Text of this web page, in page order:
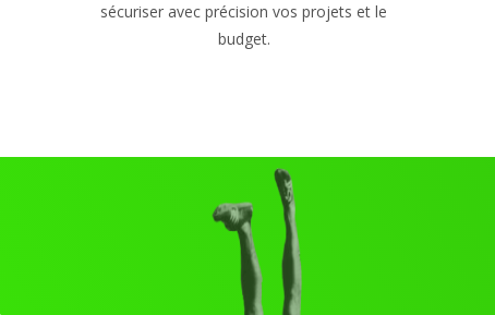
sécuriser avec précision vos projets et le
budget.